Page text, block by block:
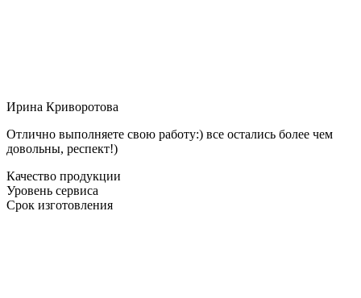
Ирина Криворотова
Отлично выполняете свою работу:) все остались более чем
довольны, респект!)
Качество продукции
Уровень сервиса
Срок изготовления